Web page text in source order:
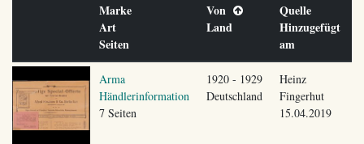
Marke
Art
Seiten
Von
Land
Quelle
Hinzugefügt
am
Arma
Händlerinformation
7 Seiten
1920 - 1929
Deutschland
Heinz
Fingerhut
15.04.2019